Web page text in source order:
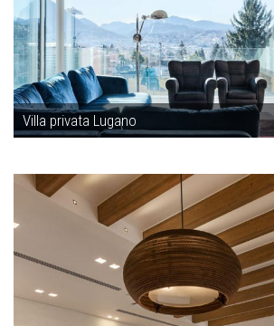
Villa privata Lugano